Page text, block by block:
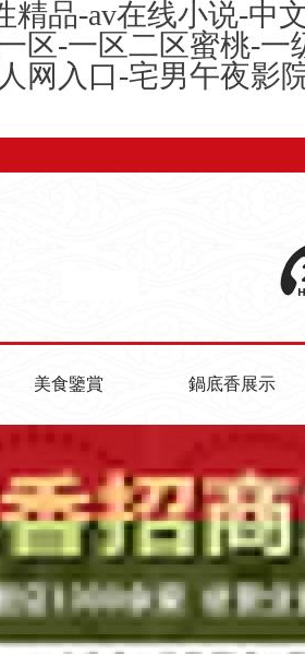
品-av在线小说-中
区-一区二区蜜桃-
网入口-宅男午夜影
美食鑒賞 鍋底香展示